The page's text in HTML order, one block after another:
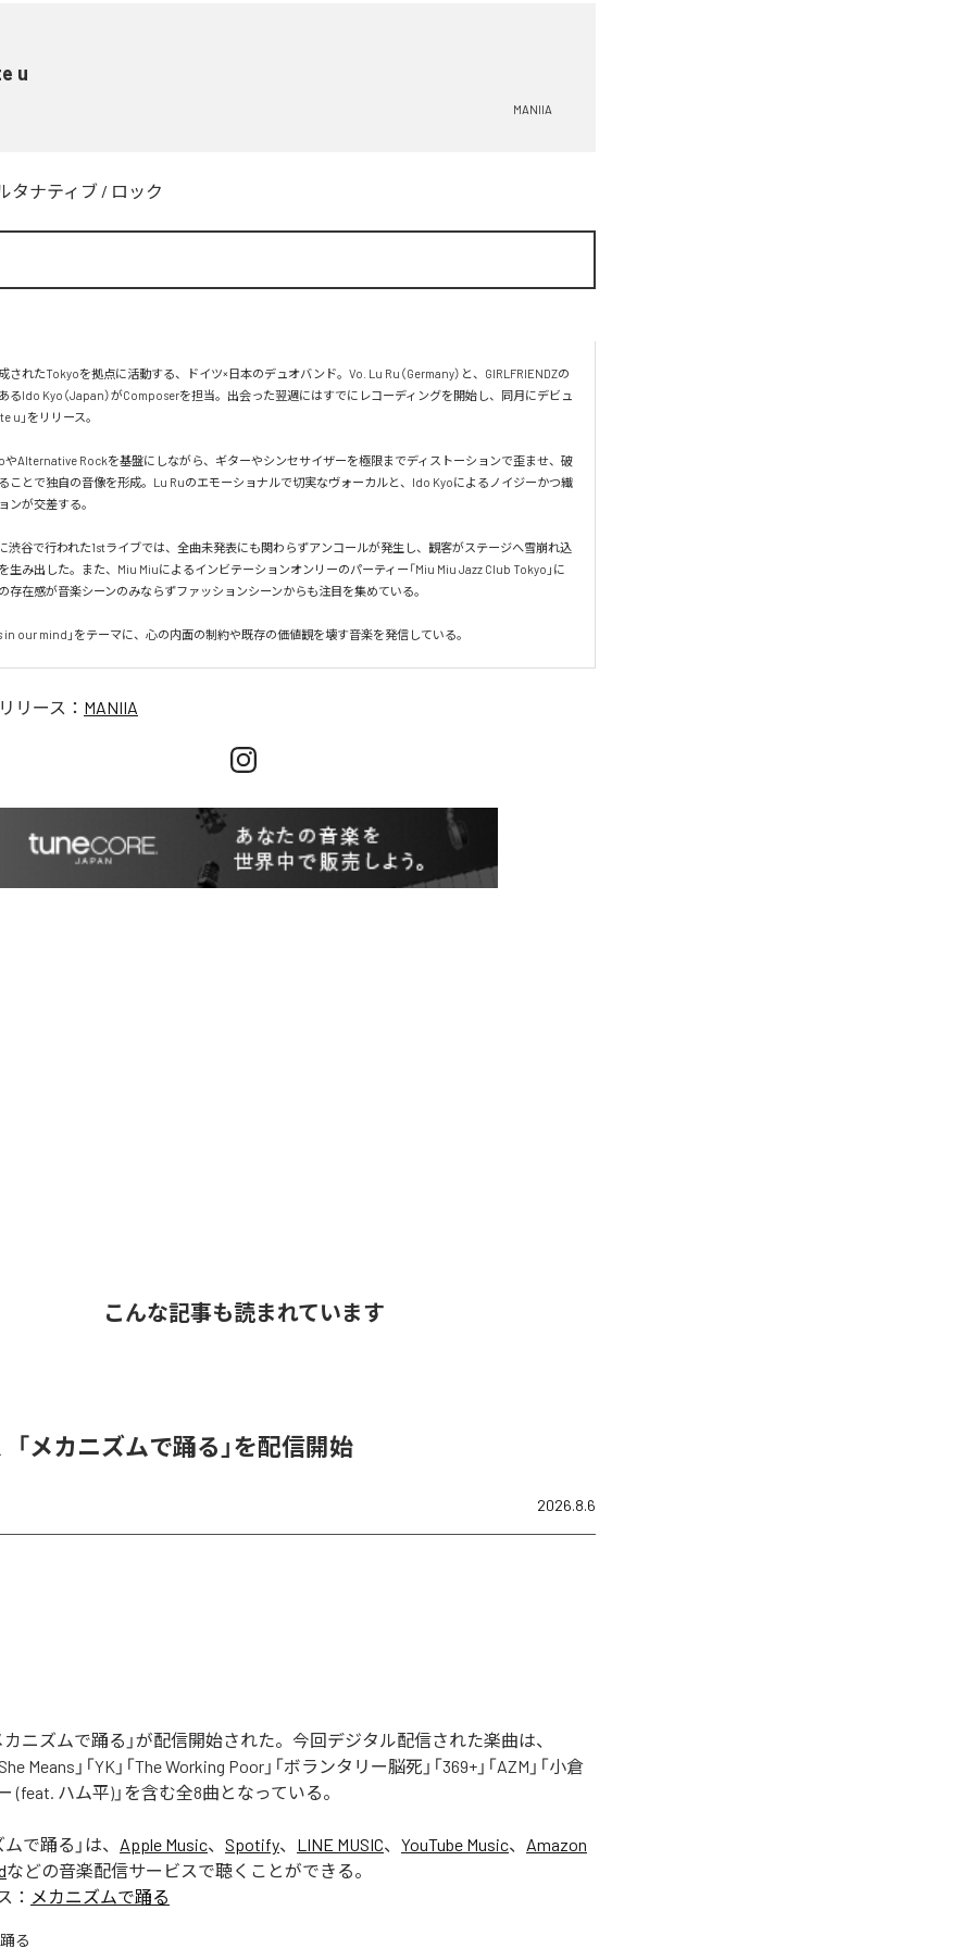
u
MANIIA
タナティブ / ロック
されたTokyoを拠点に活動する、ドイツ×日本のデュオバンド。Vo. Lu Ru（Germany）と、GIRLFRIENDZの
るIdo Kyo（Japan）がComposerを担当。出会った翌週にはすでにレコーディングを開始し、同月にデビュ
u」をリリース。
Alternative Rockを基盤にしながら、ギターやシンセサイザーを極限までディストーションで歪ませ、破
ことで独自の音像を形成。Lu Ruのエモーショナルで切実なヴォーカルと、Ido Kyoによるノイジーかつ繊
ンが交差する。
渋谷で行われた1stライブでは、全曲未発表にも関わらずアンコールが発生し、観客がステージへ雪崩れ込
生み出した。また、Miu Miuによるインビテーションオンリーのパーティー「Miu Miu Jazz Club Tokyo」に
存在感が音楽シーンのみならずファッションシーンからも注目を集めている。
in our mind」をテーマに、心の内面の制約や既存の価値観を壊す音楽を発信している。
リース： MANIIA
こんな記事も読まれています
「メカニズムで踊る」を配信開始
2026.8.6
カニズムで踊る」が配信開始された。今回デジタル配信された楽曲は、
She Means」「YK」「The Working Poor」「ボランタリー脳死」「369+」「AZM」「小倉
(feat. ハム平)」を含む全8曲となっている。
ムで踊る 」は、 Apple Music、 Spotify、 LINE MUSIC、 YouTube Music、 Amazon
などの音楽配信サービスで聴くことができる。
： メカニズムで踊る